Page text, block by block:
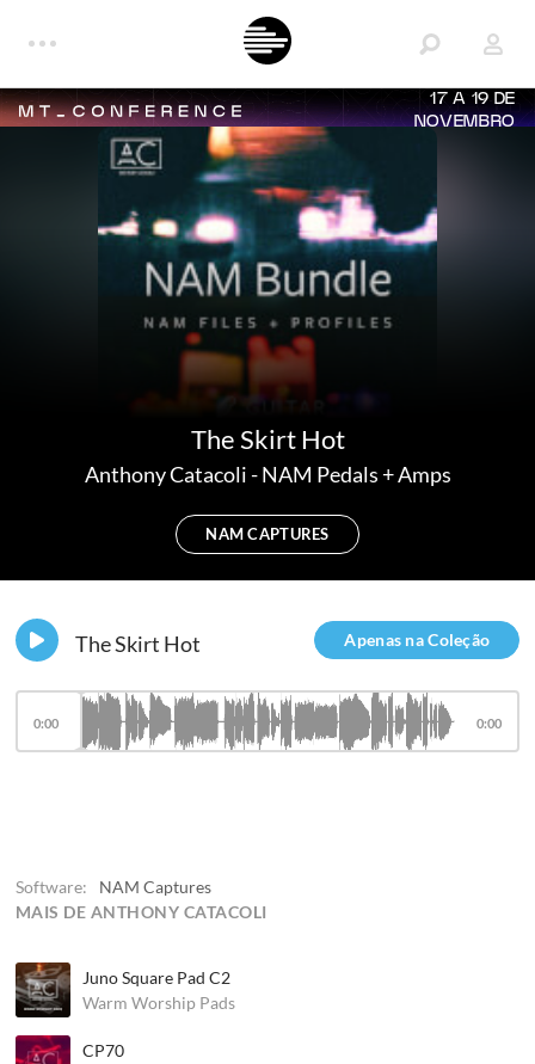
17 A 19 DE
NOVEMBRO
The Skirt Hot
Anthony Catacoli-NAM Pedals + Amps
NAM CAPTURES
Software:
NAM Captures
MAIS DE ANTHONY CATACOLI
Juno Square Pad C2
Warm Worship Pads
CP70
Apenas na Coleção
The Skirt Hot
0:00 0:00